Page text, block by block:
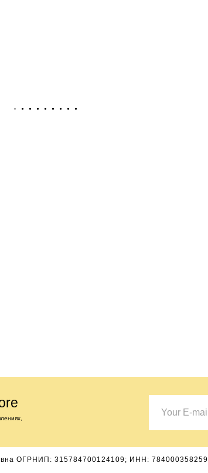
ОГРНИП: 315784700124109; ИНН: 784000358259